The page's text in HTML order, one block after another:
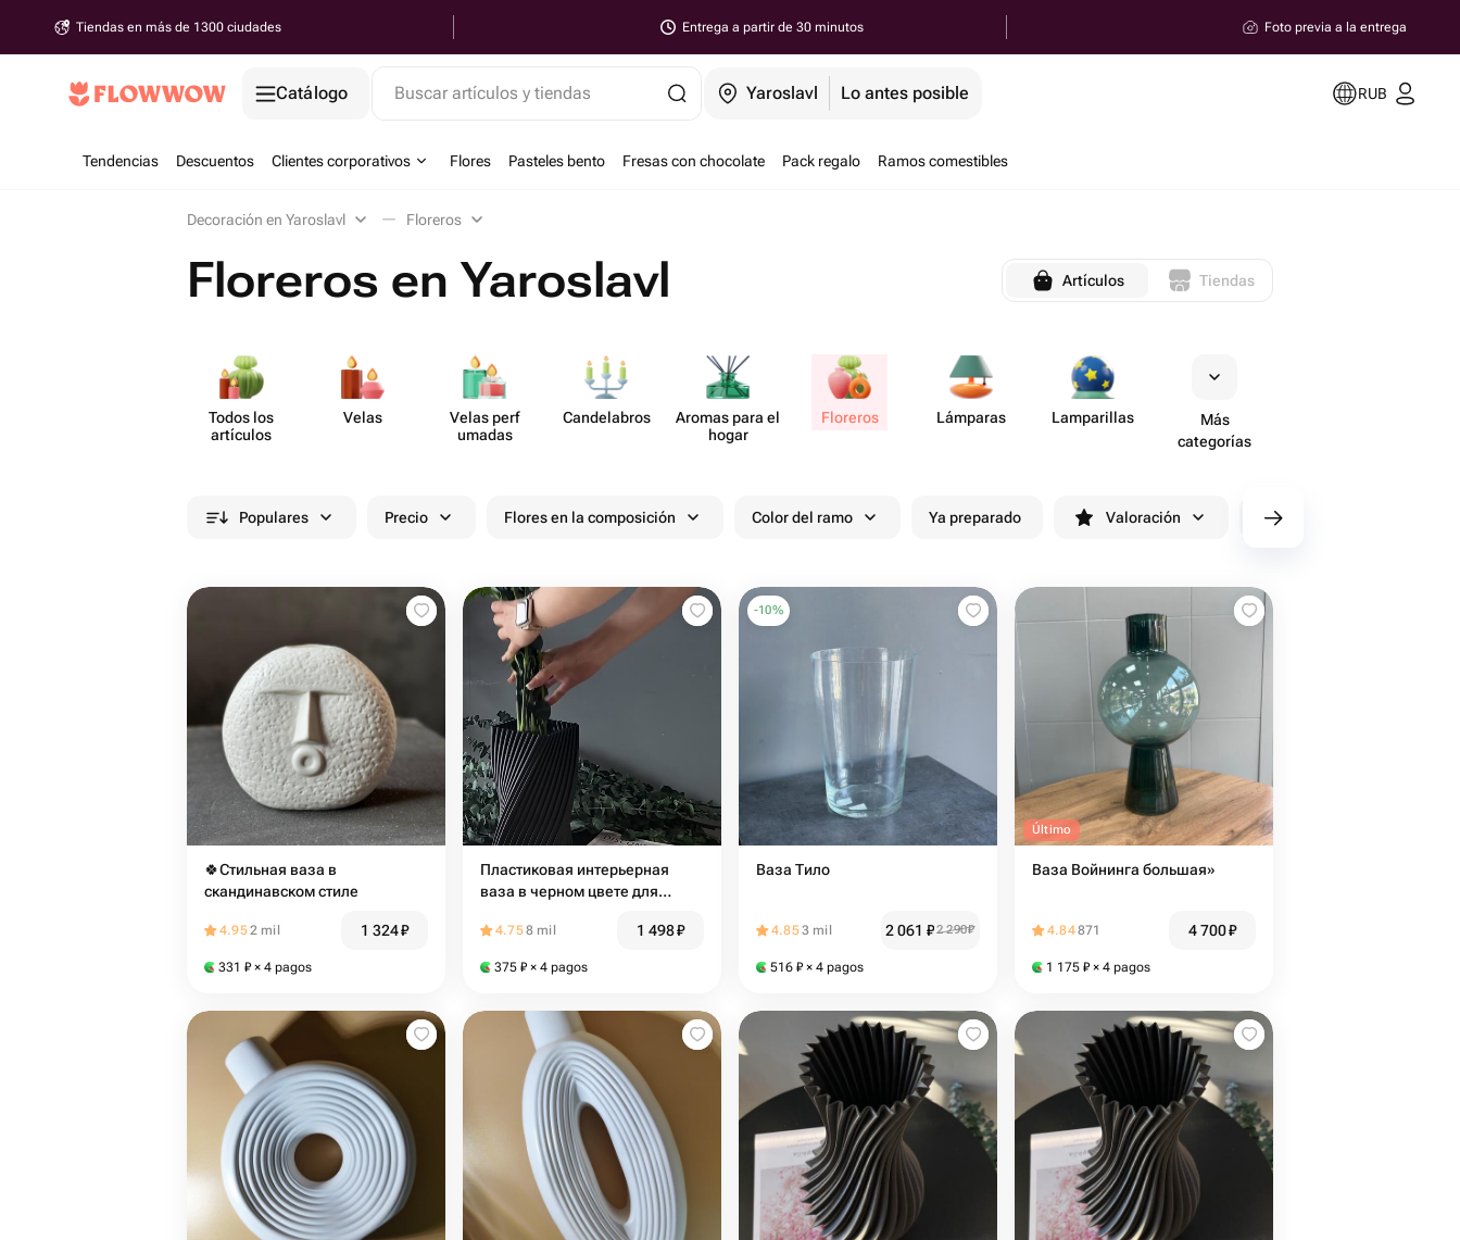
Tiendas en más de 1300 ciudades Entrega a partir de 30 minutos Foto previa a la entrega
Catálogo Buscar artículos y tiendas Yaroslavl Lo antes posible RUB
Tendencias Descuentos Clientes corporativos Flores Pasteles bento Fresas con chocolate Pack regalo Ramos comestibles
Decoración en Yaroslavl Floreros
Floreros en Yaroslavl Artículos Tiendas
Todos los
artículos
Velas
Velas perf​
umadas
Cande​labros
Aromas para el
hogar
Floreros Lámparas Lampa​rillas
Más
categorías
Populares Precio Flores en la composición Color del ramo Ya preparado Valoración cv/filters/name_fast_delivery
🍀Стильная ваза в
скандинавском стиле
4.952 mil 1 324₽
331 ₽ × 4 pagos
Пластиковая интерьерная
ваза в черном цвете для
4.758 mil 1 498₽
375 ₽ × 4 pagos
-10%
Ваза Тило
4.853 mil 2 061 ₽2 290₽
516 ₽ × 4 pagos
Último
Ваза Войнинга большая»
4.84871 4 700₽
1 175 ₽ × 4 pagos